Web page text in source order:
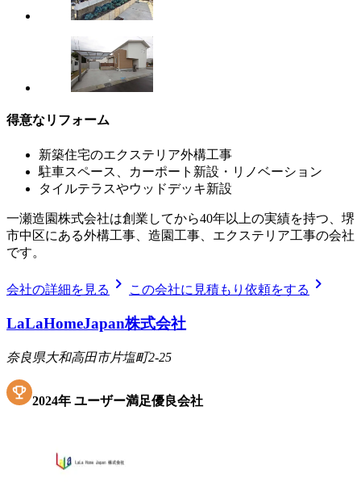
得意なリフォーム
新築住宅のエクステリア外構工事
駐車スペース、カーポート新設・リノベーション
タイルテラスやウッドデッキ新設
一瀬造園株式会社は創業してから40年以上の実績を持つ、堺
市中区にある外構工事、造園工事、エクステリア工事の会社
です。
会社の詳細を見る chevron_right この会社に見積もり依頼をする chevron_right
LaLaHomeJapan株式会社
奈良県大和高田市片塩町2-25
2024年 ユーザー満足優良会社